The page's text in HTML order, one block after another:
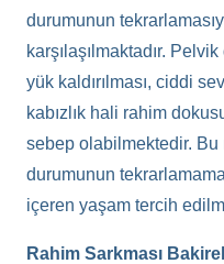
durumunun
karşılaşılmaktadır.
yük kaldırılması, ciddi
kabızlık hali rahim
sebep olabilmektedir. Bu
durumunun
içeren yaşam tercih
Rahim Sarkması